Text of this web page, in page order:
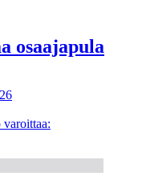
osaajapula